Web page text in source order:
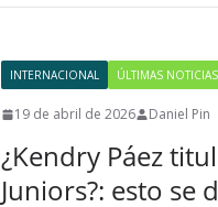
INTERNACIONAL ÚLTIMAS NOTICIAS
19 de abril de 2026 Daniel Pin
¿Kendry Páez
Juniors?: esto se